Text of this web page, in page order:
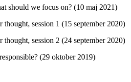
should we focus on? (10 maj 2021)
session 1 (15 september 2020)
session 2 (24 september 2020)
(29 oktober 2019)